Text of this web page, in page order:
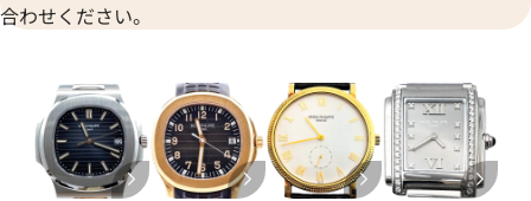
レンダー 5396R-001
合わせください
電話で聞く
価格はお問い合わせください
電話で聞く
合わせください。